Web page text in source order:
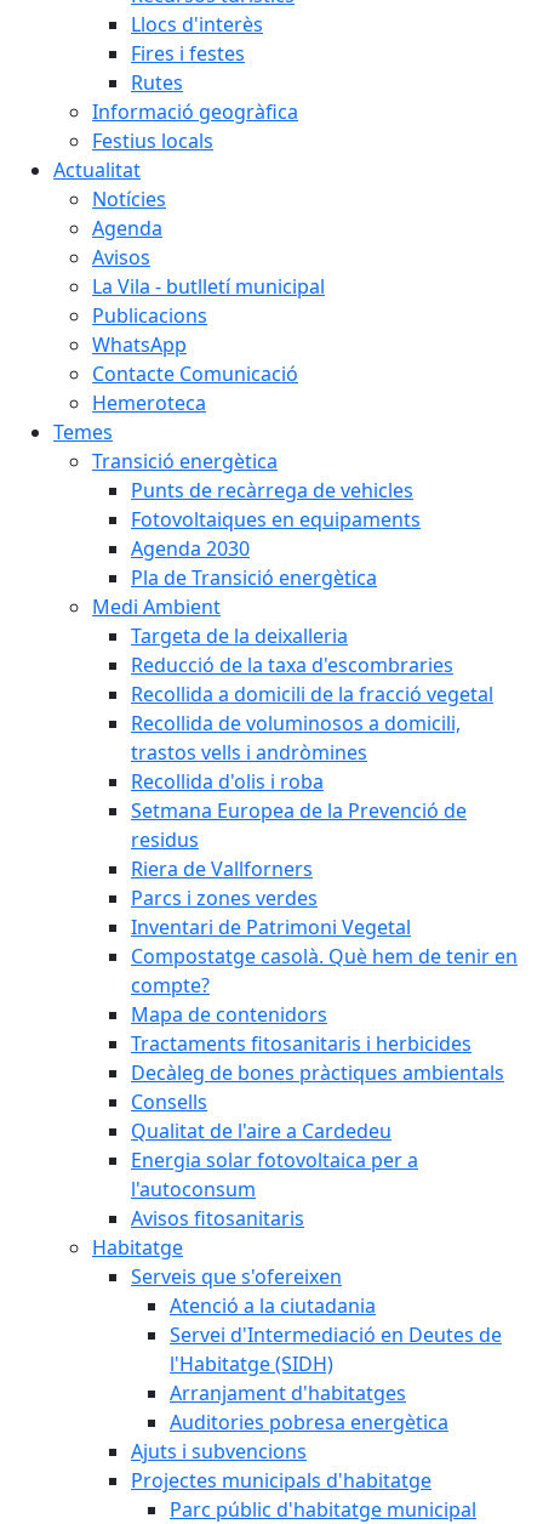
Llocs d'interès
Fires i festes
Rutes
Informació geogràfica
Festius locals
Actualitat
Notícies
Agenda
Avisos
La Vila - butlletí municipal
Publicacions
WhatsApp
Contacte Comunicació
Hemeroteca
Temes
Transició energètica
Punts de recàrrega de vehicles
Fotovoltaiques en equipaments
Agenda 2030
Pla de Transició energètica
Medi Ambient
Targeta de la deixalleria
Reducció de la taxa d'escombraries
Recollida a domicili de la fracció vegetal
Recollida de voluminosos a domicili,
trastos vells i andròmines
Recollida d'olis i roba
Setmana Europea de la Prevenció de
residus
Riera de Vallforners
Parcs i zones verdes
Inventari de Patrimoni Vegetal
Compostatge casolà. Què hem de tenir en
compte?
Mapa de contenidors
Tractaments fitosanitaris i herbicides
Decàleg de bones pràctiques ambientals
Consells
Qualitat de l'aire a Cardedeu
Energia solar fotovoltaica per a
l'autoconsum
Avisos fitosanitaris
Habitatge
Serveis que s'ofereixen
Atenció a la ciutadania
Servei d'Intermediació en Deutes de
l'Habitatge (SIDH)
Arranjament d'habitatges
Auditories pobresa energètica
Ajuts i subvencions
Projectes municipals d'habitatge
Parc públic d'habitatge municipal